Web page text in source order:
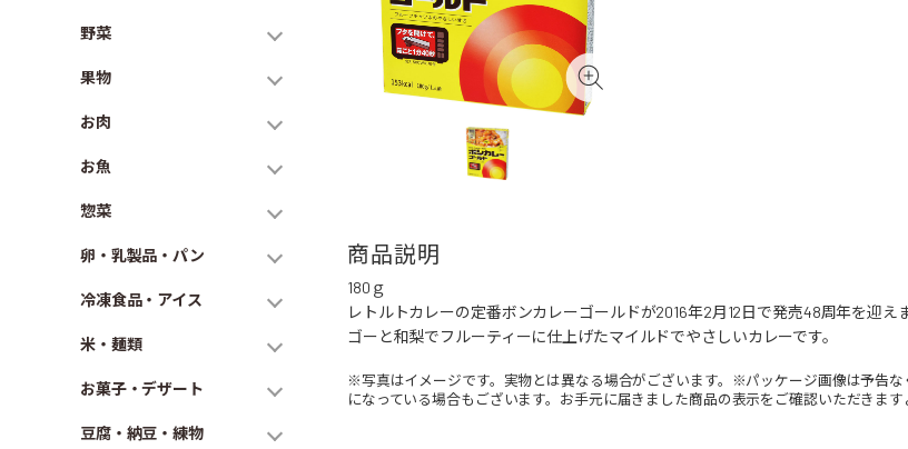
野菜
果物
お肉
お魚
惣菜
卵・乳製品・パン
冷凍食品・アイス
米・麺類
お菓子・デザート
豆腐・納豆・練物
商品説明
180ｇ
レトルトカレーの定番ボンカレーゴールドが2016年2月12日で発売48周年を迎
ゴーと和梨でフルーティーに仕上げたマイルドでやさしいカレーです。
※写真はイメージです。実物とは異なる場合がございます。※パッケージ画像は予告
になっている場合もございます。お手元に届きました商品の表示をご確認いただきます